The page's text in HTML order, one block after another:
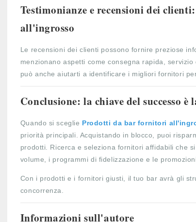
Testimonianze e recensioni dei
all'ingrosso
Le recensioni dei clienti possono fornire preziose
menzionano aspetti come consegna rapida,
può anche aiutarti a identificare i migliori fornitori
Conclusione: la chiave del successo
Quando si sceglie Prodotti da bar fornitori
priorità principali. Acquistando in blocco, puoi
prodotti. Ricerca e seleziona fornitori affidabili che
volume, i programmi di fidelizzazione e le
Con i prodotti e i fornitori giusti, il tuo bar avrà gli
concorrenza.
Informazioni sull'autore